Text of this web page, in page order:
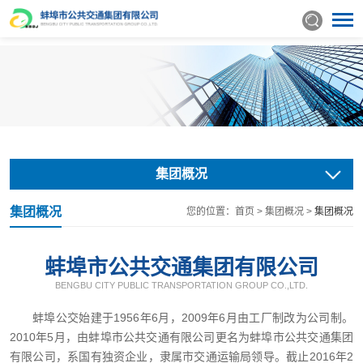
集团概况
集团概况 您的位置： 首页 > 集团概况 > 集团概况
蚌埠市公共交通集团有限公司
BENGBU CITY PUBLIC TRANSPORTATION GROUP CO.,LTD.
蚌埠公交始建于1956年6月，2009年6月由工厂制改为公司制。
2010年5月，由蚌埠市公共交通有限公司更名为蚌埠市公共交通集团
有限公司，系国有独资企业，隶属市交通运输局领导。截止2016年2